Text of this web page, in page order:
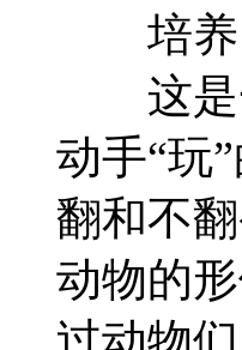
培养
这是一
动手“玩
翻和不
动物的